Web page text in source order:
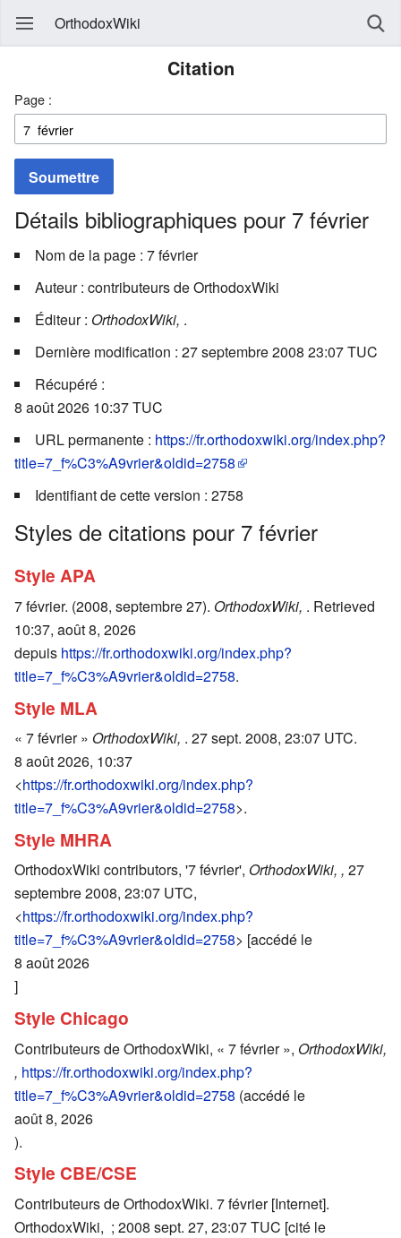
OrthodoxWiki
Citation
Page :
Soumettre
Détails bibliographiques pour 7 février
Nom de la page : 7 février
Auteur : contributeurs de OrthodoxWiki
Éditeur : OrthodoxWiki, .
Dernière modification : 27 septembre 2008 23:07 TUC
Récupéré :
8 août 2026 10:37 TUC
URL permanente : https://fr.orthodoxwiki.org/index.php?
title=7_f%C3%A9vrier&oldid=2758
Identifiant de cette version : 2758
Styles de citations pour 7 février
Style APA
7 février. (2008, septembre 27). OrthodoxWiki, . Retrieved
10:37, août 8, 2026
depuis https://fr.orthodoxwiki.org/index.php?
title=7_f%C3%A9vrier&oldid=2758.
Style MLA
« 7 février » OrthodoxWiki, . 27 sept. 2008, 23:07 UTC.
8 août 2026, 10:37
<https://fr.orthodoxwiki.org/index.php?
title=7_f%C3%A9vrier&oldid=2758>.
Style MHRA
OrthodoxWiki contributors, '7 février', OrthodoxWiki, , 27
septembre 2008, 23:07 UTC,
<https://fr.orthodoxwiki.org/index.php?
title=7_f%C3%A9vrier&oldid=2758> [accédé le
8 août 2026
]
Style Chicago
Contributeurs de OrthodoxWiki, « 7 février », OrthodoxWiki,
, https://fr.orthodoxwiki.org/index.php?
title=7_f%C3%A9vrier&oldid=2758 (accédé le
août 8, 2026
).
Style CBE/CSE
Contributeurs de OrthodoxWiki. 7 février [Internet].
OrthodoxWiki, ; 2008 sept. 27, 23:07 TUC [cité le